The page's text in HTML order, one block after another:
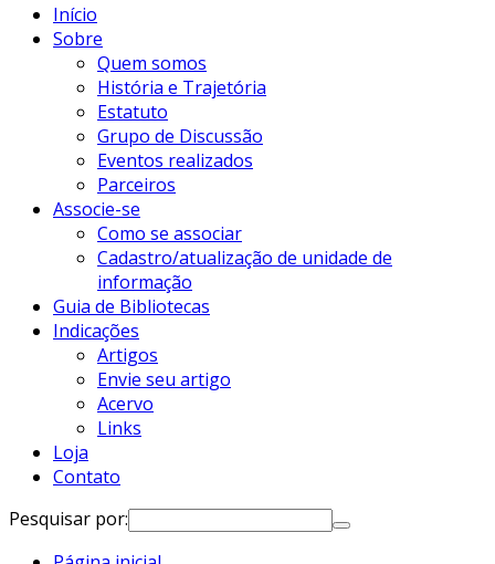
Início
Sobre
Quem somos
História e Trajetória
Estatuto
Grupo de Discussão
Eventos realizados
Parceiros
Associe-se
Como se associar
Cadastro/atualização de unidade de
informação
Guia de Bibliotecas
Indicações
Artigos
Envie seu artigo
Acervo
Links
Loja
Contato
Pesquisar por: